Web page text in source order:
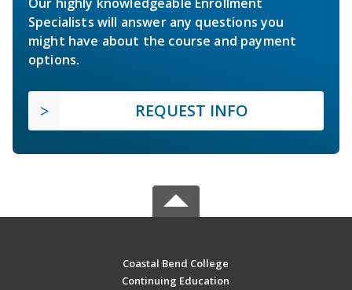
Specialists will answer any questions you
might have about the course and payment
options.
REQUEST INFO
Coastal Bend College
Continuing Education